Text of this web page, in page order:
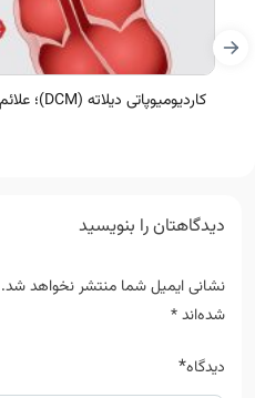
کاردیومیوپاتی دیلاته (DCM)؛ علائم خطرناک و روش‌های درمان موثر
دیدگاهتان را بنویسید
نشانی ایمیل شما منتشر نخواهد شد.
شده‌اند*
دیدگاه*